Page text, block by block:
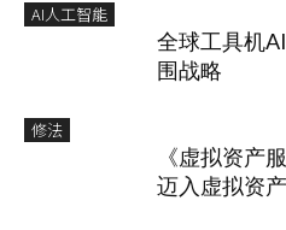
AI人工智能
全球工具机
围战略
修法
《虚拟资产
迈入虚拟资